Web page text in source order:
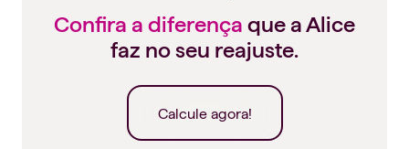
Confira a diferença que a Alice
faz no seu reajuste.
Calcule agora!